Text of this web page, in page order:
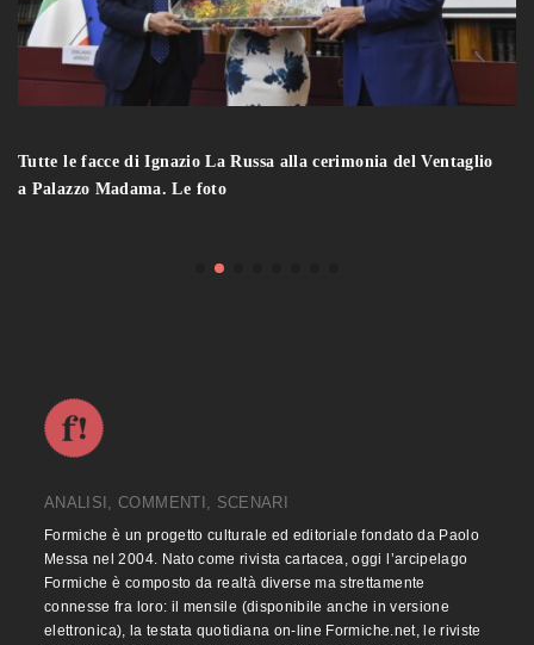
Tutte le facce di Ignazio La Russa alla cerimonia del Ventaglio
a Palazzo Madama. Le foto
ANALISI, COMMENTI, SCENARI
Formiche è un progetto culturale ed editoriale fondato da Paolo
Messa nel 2004. Nato come rivista cartacea, oggi l’arcipelago
Formiche è composto da realtà diverse ma strettamente
connesse fra loro: il mensile (disponibile anche in versione
elettronica), la testata quotidiana on-line Formiche.net, le riviste